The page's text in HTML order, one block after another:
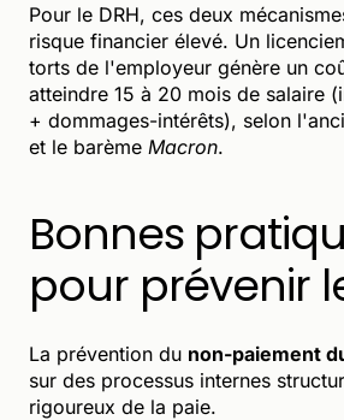
Pour le DRH, ces deux
risque financier élevé. Un
torts de l'employeur génère un
atteindre 15 à 20 mois de salaire
+ dommages-intérêts), selon
et le barème Macron.
Bonnes
pour prévenir
La prévention du non-paiement
sur des processus internes
rigoureux de la paie.